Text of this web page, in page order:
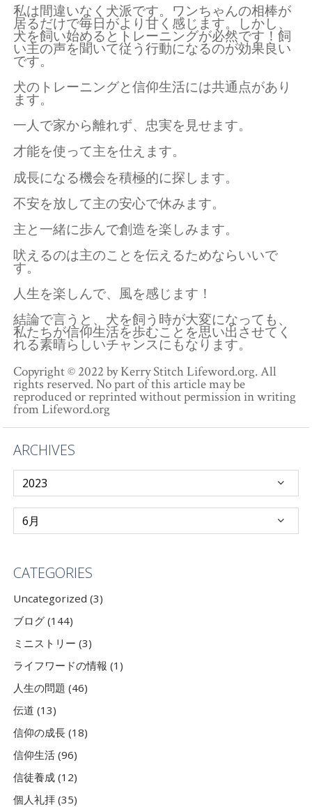
私は間違いなく犬派です。ワンちゃんの相棒が
居るだけで毎日がより甘く感じます。しかし、
犬を飼い始めるとトレーニングが必然です！飼
い主の声を聞いて従う行動になるのが効果良い
です。
犬のトレーニングと信仰生活には共通点があり
ます。
一人で家から離れず、忠実を見せます。
才能を使って主を仕えます。
成長になる機会を積極的に探します。
不安を放して主の安心で休みます。
主と一緒に歩んで創造を楽しみます。
吠えるのは主のことを伝えるためならいいで
す。
人生を楽しんで、風を感じます！
結論で言うと、犬を飼う時が大変になっても、
私たちが信仰生活を歩むことを思い出させてく
れる素晴らしいチャンスにもなります。
Copyright © 2022 by Kerry Stitch Lifeword.org. All
rights reserved. No part of this article may be
reproduced or reprinted without permission in writing
from Lifeword.org
ARCHIVES
CATEGORIES
Uncategorized (3)
ブログ (144)
ミニストリー (3)
ライフワードの情報 (1)
人生の問題 (46)
伝道 (13)
信仰の成長 (18)
信仰生活 (96)
信徒養成 (12)
個人礼拝 (35)